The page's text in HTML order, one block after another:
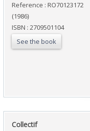
Reference : RO70123172
(1986)
ISBN : 2709501104
See the book
‎Collectif‎